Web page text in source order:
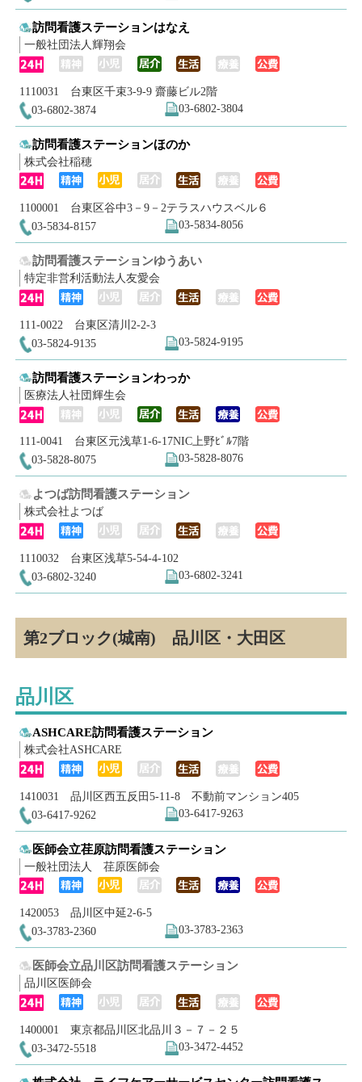
訪問看護ステーションはなえ
一般社団法人輝翔会
1110031 台東区千束3-9-9 齋藤ビル2階
03-6802-3874
03-6802-3804
訪問看護ステーションほのか
株式会社稲穂
1100001 台東区谷中3－9－2テラスハウスベル６
03-5834-8157
03-5834-8056
訪問看護ステーションゆうあい
特定非営利活動法人友愛会
111-0022 台東区清川2-2-3
03-5824-9135
03-5824-9195
訪問看護ステーションわっか
医療法人社団輝生会
111-0041 台東区元浅草1-6-17NIC上野ﾋﾞﾙ7階
03-5828-8075
03-5828-8076
よつば訪問看護ステーション
株式会社よつば
1110032 台東区浅草5-54-4-102
03-6802-3240
03-6802-3241
第2ブロック(城南) 品川区・大田区
品川区
ASHCARE訪問看護ステーション
株式会社ASHCARE
1410031 品川区西五反田5-11-8 不動前マンション405
03-6417-9262
03-6417-9263
医師会立荏原訪問看護ステーション
一般社団法人 荏原医師会
1420053 品川区中延2-6-5
03-3783-2360
03-3783-2363
医師会立品川区訪問看護ステーション
品川区医師会
1400001 東京都品川区北品川３－７－２５
03-3472-5518
03-3472-4452